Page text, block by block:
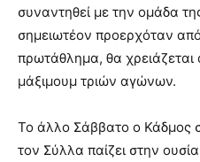
συναντηθεί με την ομάδα
σημειωτέον προερχόταν
πρωτάθλημα, θα χρειάζεται
μάξιμουμ τριών αγώνων.
Το άλλο Σάββατο ο Κάδμος
τον Σύλλα παίζει στην